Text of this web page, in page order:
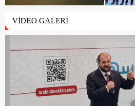
VİDEO GALERİ